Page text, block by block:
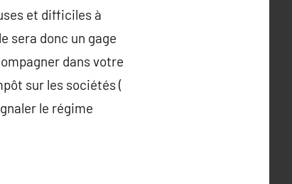
et difficiles à
sera donc un gage
dans votre
sur les sociétés (
le régime